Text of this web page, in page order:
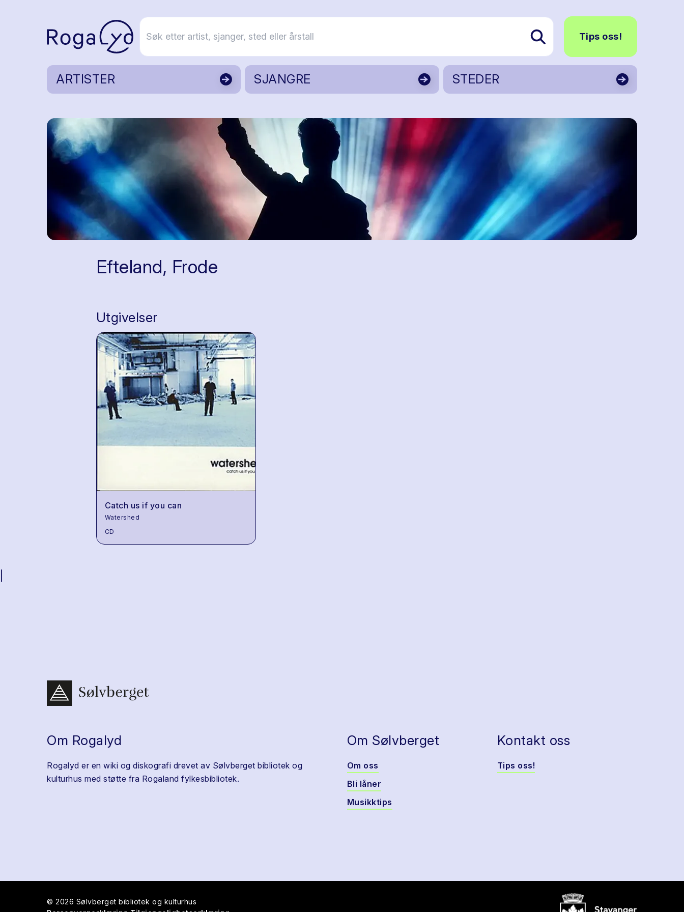
Tips oss!
ARTISTER SJANGRE STEDER
Efteland, Frode
Utgivelser
Catch us if you can
Watershed
CD
Om Rogalyd
Rogalyd er en wiki og diskografi drevet av Sølvberget bibliotek og
kulturhus med støtte fra Rogaland fylkesbibliotek.
Om Sølvberget
Om oss
Bli låner
Musikktips
Kontakt oss
Tips oss!
© 2026 Sølvberget bibliotek og kulturhus